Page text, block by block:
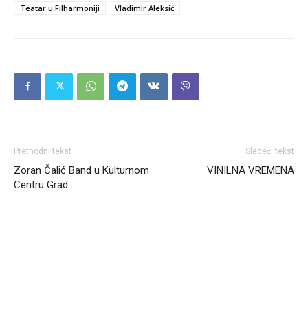
Teatar u Filharmoniji
Vladimir Aleksić
Prethodni tekst
Zoran Čalić Band u Kulturnom
Centru Grad
Sledeći tekst
VINILNA VREMENA